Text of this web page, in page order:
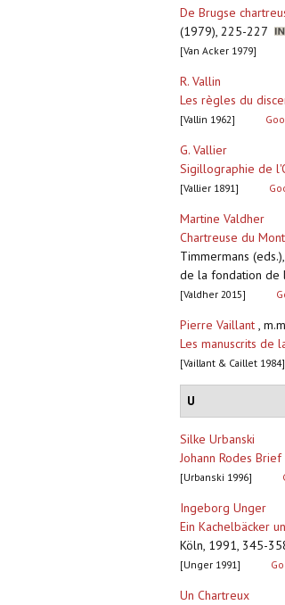
De Brugse
(1979), 225-227
[Van Acker 1979]
R. Vallin
Les règles du
[Vallin 1962]
G. Vallier
Sigillographie de
[Vallier 1891]
Martine Valdher
Chartreuse du
Timmermans
de la fondation de
[Valdher 2015]
Pierre Vaillant ,
Les manuscrits de
[Vaillant & Caillet 1984]
U
Silke Urbanski
Johann Rodes
[Urbanski 1996]
Ingeborg Unger
Ein Kachelbäcker
Köln, 1991, 345-
[Unger 1991]
Un Chartreux